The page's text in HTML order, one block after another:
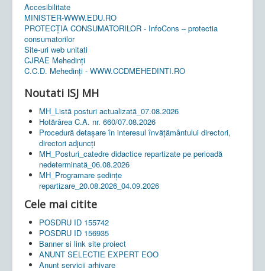
Accesibilitate
MINISTER-WWW.EDU.RO
PROTECȚIA CONSUMATORILOR - InfoCons – protectia
consumatorilor
Site-uri web unitati
CJRAE Mehedinți
C.C.D. Mehedinţi - WWW.CCDMEHEDINTI.RO
Noutati ISJ MH
MH_Listă posturi actualizată_07.08.2026
Hotărârea C.A. nr. 660/07.08.2026
Procedură detașare în interesul învățământului directori,
directori adjuncți
MH_Posturi_catedre didactice repartizate pe perioadă
nedeterminată_06.08.2026
MH_Programare ședințe
repartizare_20.08.2026_04.09.2026
Cele mai citite
POSDRU ID 155742
POSDRU ID 156935
Banner si link site proiect
ANUNT SELECTIE EXPERT EOO
Anunt servicii arhivare